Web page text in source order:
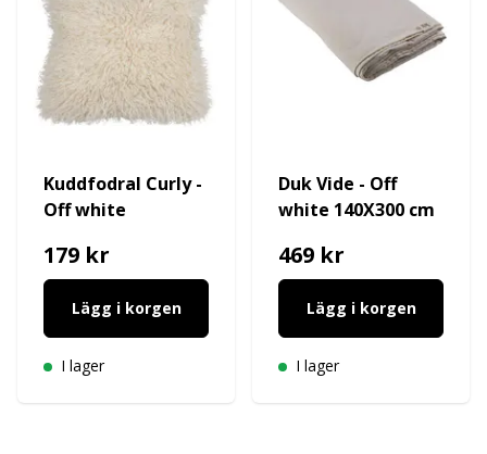
Kuddfodral Curly -
Off white
179 kr
Lägg i korgen
I lager
Duk Vide - Off
white 140X300 cm
469 kr
Lägg i korgen
I lager